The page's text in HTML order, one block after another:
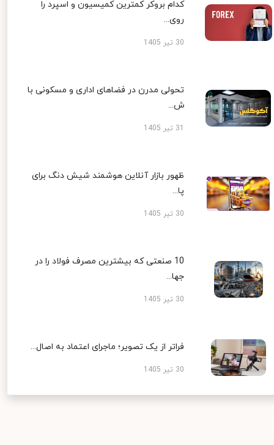
کدام بروکر کمترین کمیسیون و اسپرد را
روی...
30 تیر 1405
تحولی مدرن در فضاهای اداری و مسکونی با
ش...
ظهور بازار آنلاین هوشمند شیش دنگ برای
پا...
30 تیر 1405
10 صنعتی که بیشترین مصرف فولاد را در
جها...
30 تیر 1405
فراتر از یک تصویر؛ ماجرای اعتماد به اصال...
30 تیر 1405